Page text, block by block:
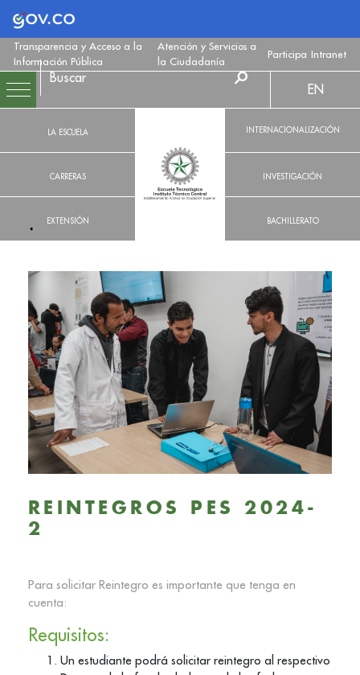
Logo Gobierno de Colombia
Transparencia y Acceso a la
Información Pública
Atención y Servicios a
la Ciudadanía
Participa Intranet
LA ESCUELA
CARRERAS
EXTENSIÓN
EN
INTERNACIONALIZACIÓN
INVESTIGACIÓN
BACHILLERATO
REINTEGROS PES 2024-
2
Para solicitar Reintegro es importante que tenga en
cuenta:
Requisitos:
Un estudiante podrá solicitar reintegro al respectivo